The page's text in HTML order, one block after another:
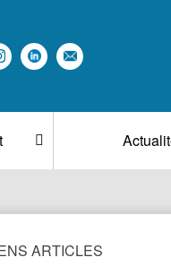
ARTICLES